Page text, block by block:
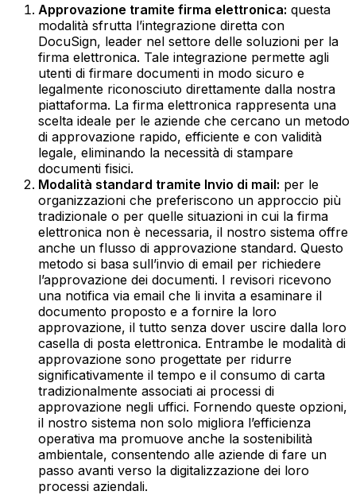
Approvazione tramite firma elettronica: questa
modalità sfrutta l’integrazione diretta con
DocuSign, leader nel settore delle soluzioni per la
firma elettronica. Tale integrazione permette agli
utenti di firmare documenti in modo sicuro e
legalmente riconosciuto direttamente dalla nostra
piattaforma. La firma elettronica rappresenta una
scelta ideale per le aziende che cercano un metodo
di approvazione rapido, efficiente e con validità
legale, eliminando la necessità di stampare
documenti fisici.‍
Modalità standard tramite Invio di mail: per le
organizzazioni che preferiscono un approccio più
tradizionale o per quelle situazioni in cui la firma
elettronica non è necessaria, il nostro sistema offre
anche un flusso di approvazione standard. Questo
metodo si basa sull’invio di email per richiedere
l’approvazione dei documenti. I revisori ricevono
una notifica via email che li invita a esaminare il
documento proposto e a fornire la loro
approvazione, il tutto senza dover uscire dalla loro
casella di posta elettronica. Entrambe le modalità di
approvazione sono progettate per ridurre
significativamente il tempo e il consumo di carta
tradizionalmente associati ai processi di
approvazione negli uffici. Fornendo queste opzioni,
il nostro sistema non solo migliora l’efficienza
operativa ma promuove anche la sostenibilità
ambientale, consentendo alle aziende di fare un
passo avanti verso la digitalizzazione dei loro
processi aziendali.